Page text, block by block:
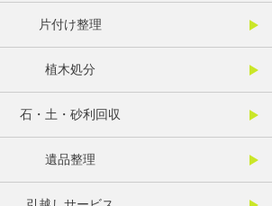
片付け整理
植木処分
石・土・砂利回収
遺品整理